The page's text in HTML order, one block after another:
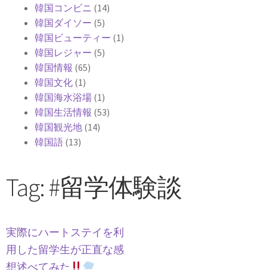
韓国コンビニ (14)
韓国ダイソー (5)
韓国ビューティー (1)
韓国レジャー (5)
韓国情報 (65)
韓国文化 (1)
韓国海水浴場 (1)
韓国生活情報 (53)
韓国観光地 (14)
韓国語 (13)
Tag: #留学体験談
実際にハートステイを利
用した留学生が正直な感
想述べてみた